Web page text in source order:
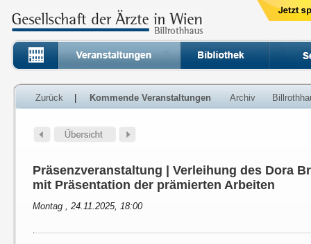
Zurück Kommende Veranstaltungen Archiv
Präsenzveranstaltung | Verleihung des Dora
mit Präsentation der prämierten Arbeiten
Montag , 24.11.2025, 18:00